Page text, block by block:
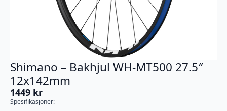
Shimano – Bakhjul WH-MT500 27.5″
12x142mm
1449 kr
Spesifikasjoner: